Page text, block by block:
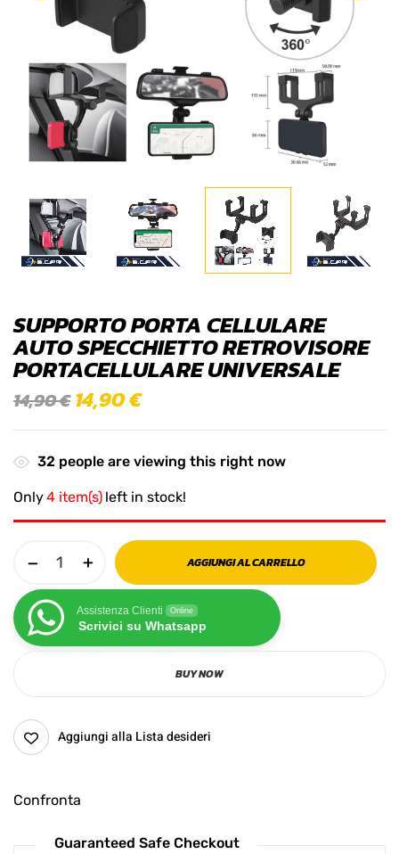
SUPPORTO PORTA CELLULARE
AUTO SPECCHIETTO RETROVISORE
PORTACELLULARE UNIVERSALE
14,90€ 14,90€
32 people are viewing this right now
Only4 item(s) left in stock!
AGGIUNGI AL CARRELLO
Assistenza Clienti Online
Scrivici su Whatsapp
BUY NOW
Aggiungi alla Lista desideri
Confronta
Guaranteed Safe Checkout